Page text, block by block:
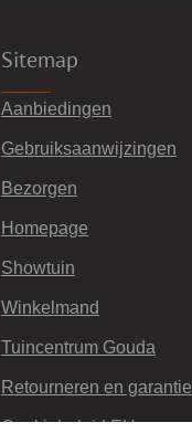
Sitemap
Aanbiedingen
Gebruiksaanwijzingen
Bezorgen
Homepage
Showtuin
Winkelmand
Tuincentrum Gouda
Retourneren en garantie
Cookiebeleid EU